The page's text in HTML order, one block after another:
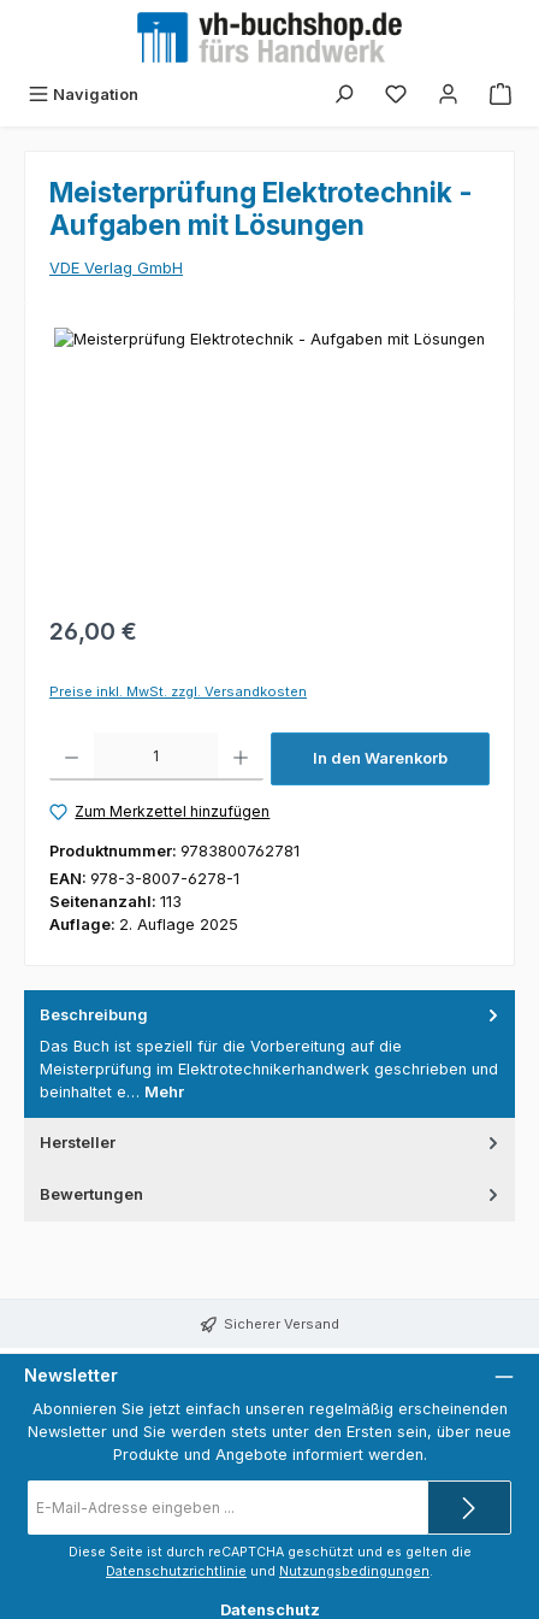
Zum Hauptinhalt springen
Navigation
Meisterprüfung Elektrotechnik -
Aufgaben mit Lösungen
VDE Verlag GmbH
Bildergalerie überspringen
26,00 €
Preise inkl. MwSt. zzgl. Versandkosten
In den Warenkorb
Zum Merkzettel hinzufügen
Produktnummer: 9783800762781
EAN: 978-3-8007-6278-1
Seitenanzahl: 113
Auflage: 2. Auflage 2025
Beschreibung
Das Buch ist speziell für die Vorbereitung auf die
Meisterprüfung im Elektrotechnikerhandwerk geschrieben und
beinhaltet e… Mehr
Hersteller
Bewertungen
Sicherer Versand
Newsletter
Abonnieren Sie jetzt einfach unseren regelmäßig erscheinenden
Newsletter und Sie werden stets unter den Ersten sein, über neue
Produkte und Angebote informiert werden.
Mail-
Adresse
Diese Seite ist durch reCAPTCHA geschützt und es gelten die
Datenschutzrichtlinie und Nutzungsbedingungen.
Datenschutz